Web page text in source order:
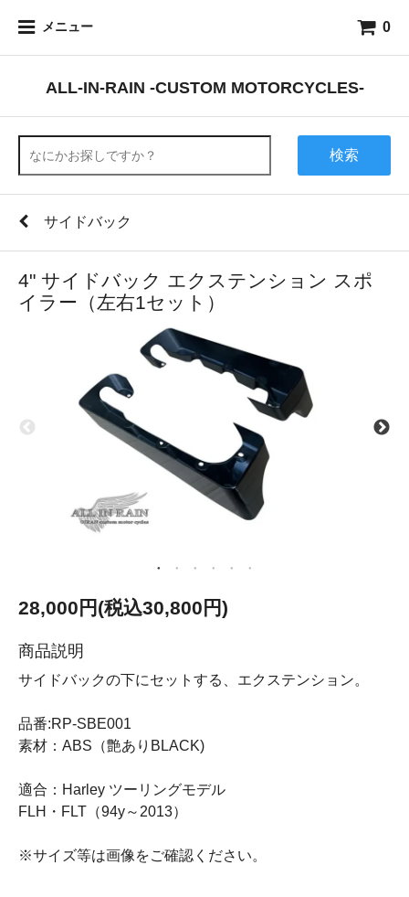
メニュー 0
ALL-IN-RAIN -CUSTOM MOTORCYCLES-
検索
サイドバック
4" サイドバック エクステンション スポ
イラー（左右1セット）
28,000円(税込30,800円)
商品説明
サイドバックの下にセットする、エクステンション。
品番:RP-SBE001
素材：ABS（艶ありBLACK)
適合：Harley ツーリングモデル
FLH・FLT（94y～2013）
※サイズ等は画像をご確認ください。